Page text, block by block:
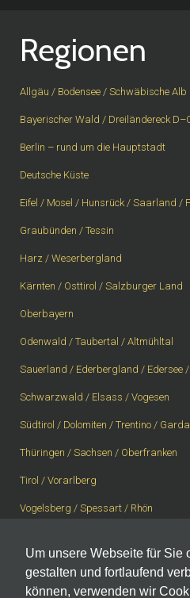
Um unsere Webseite für Sie
gestalten und fortlaufend
können, verwenden wir
Regionen
Allgäu / Bodensee / Schwäbische Alb
Bayerischer Wald / Dreiländereck
Berlin – rund um die Hauptstadt
Deutsche Küste
Eifel / Mosel / Hunsrück / Saarland /
Graubünden / Tessin
Harz / Weserbergland
Kärnten / Osttirol / Salzburger Land
Oberbayern
Odenwald / Taubertal / Altmühltal
Sauerland / Ederbergland / Edersee
Schwarzwald / Elsass / Vogesen
Südtirol / Dolomiten / Trentino /
Thüringen / Sachsen / Oberfranken
Tirol / Vorarlberg
Vogelsberg / Spessart / Rhön